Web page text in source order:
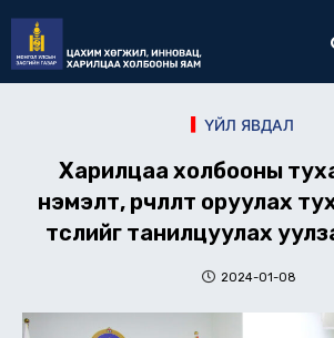
content
ҮЙЛ ЯВДАЛ
Харилцаа холбооны
нэмэлт, өөрчлөлт оруулах
төслийг танилцуулах
2024-01-08